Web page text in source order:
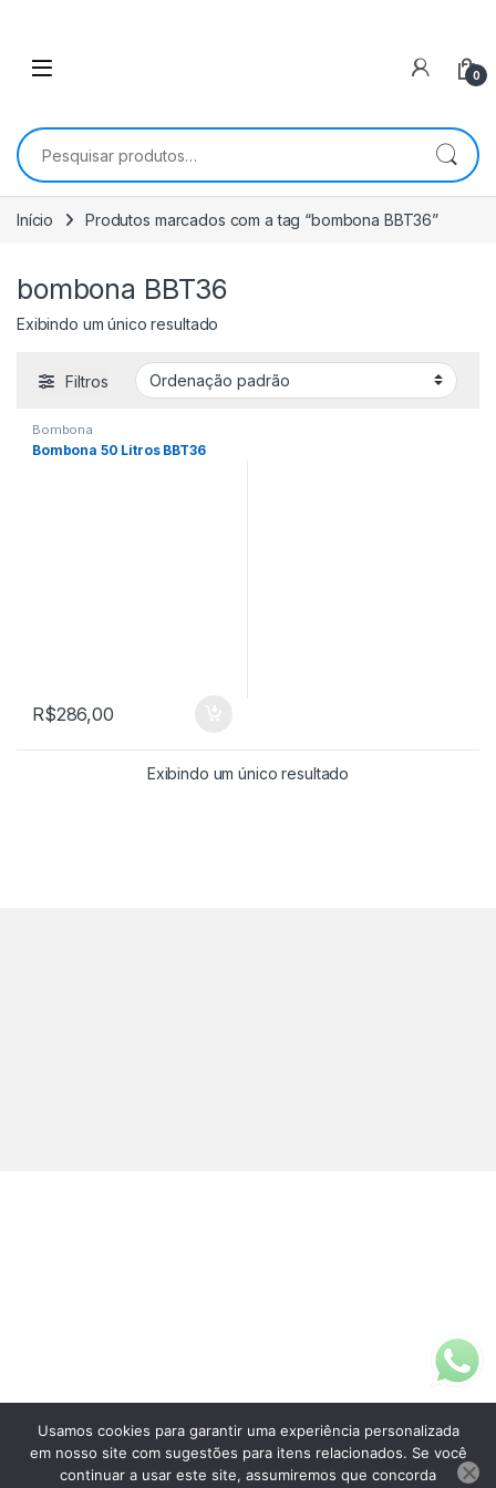
0
Pesquisar por:
Início Produtos marcados com a tag “bombona BBT36”
bombona BBT36
Exibindo um único resultado
Filtros
Bombona
Bombona 50 Litros BBT36
R$286,00
Exibindo um único resultado
Fale Conosco
(11)3313-5200
Usamos cookies para garantir uma experiência personalizada
em nosso site com sugestões para itens relacionados. Se você
continuar a usar este site, assumiremos que concorda